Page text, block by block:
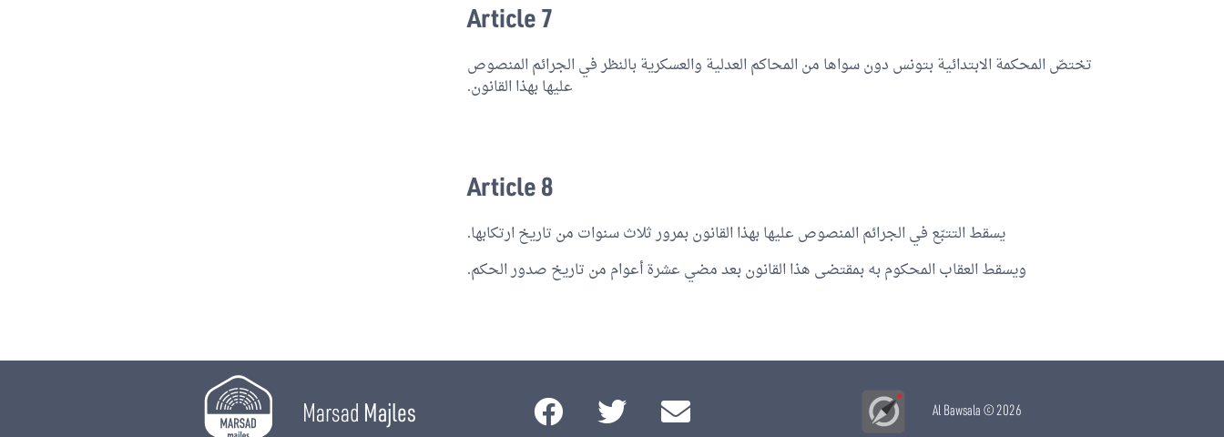
Article 7
تختصّ المحكمة الابتدائية بتونس دون سواها من المحاكم العدلية والعسكرية بالنظر في الجرائم المنصوص
عليها بهذا القانون.
Article 8
يسقط التتبّع في الجرائم المنصوص عليها بهذا القانون بمرور ثلاث سنوات من تاريخ ارتكابها.
ويسقط العقاب المحكوم به بمقتضى هذا القانون بعد مضي عشرة أعوام من تاريخ صدور الحكم.
Marsad Majles Al Bawsala© 2026